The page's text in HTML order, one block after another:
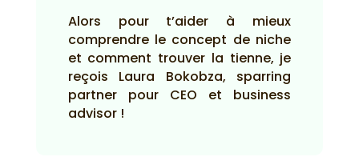
Alors pour t’aider à mieux
comprendre le concept de niche
et comment trouver la tienne, je
reçois Laura Bokobza, sparring
partner pour CEO et business
advisor !